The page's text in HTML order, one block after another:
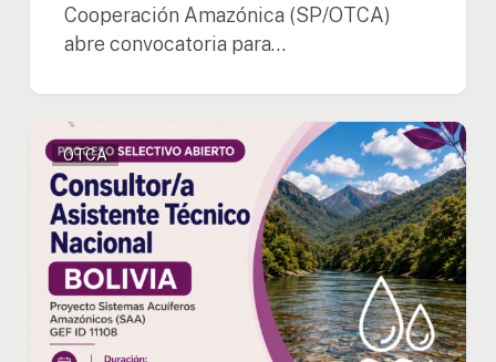
Cooperación Amazónica (SP/OTCA)
abre convocatoria para…
OTCA
abre
convocatoria
para
Consultor/a
Asistente
Técnico
Nacional
del
Proyecto
OTCA